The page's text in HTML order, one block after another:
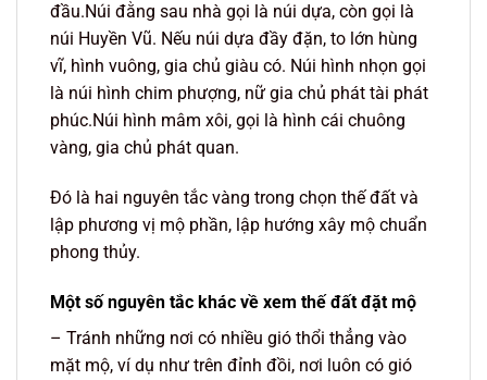
đầu.Núi đằng sau nhà gọi là núi dựa, còn gọi là
núi Huyền Vũ. Nếu núi dựa đầy đặn, to lớn hùng
vĩ, hình vuông, gia chủ giàu có. Núi hình nhọn gọi
là núi hình chim phượng, nữ gia chủ phát tài phát
phúc.Núi hình mâm xôi, gọi là hình cái chuông
vàng, gia chủ phát quan.
Đó là hai nguyên tắc vàng trong chọn thế đất và
lập phương vị mộ phần, lập hướng xây mộ chuẩn
phong thủy.
Một số nguyên tắc khác về xem thế đất đặt mộ
– Tránh những nơi có nhiều gió thổi thẳng vào
mặt mộ, ví dụ như trên đỉnh đồi, nơi luôn có gió